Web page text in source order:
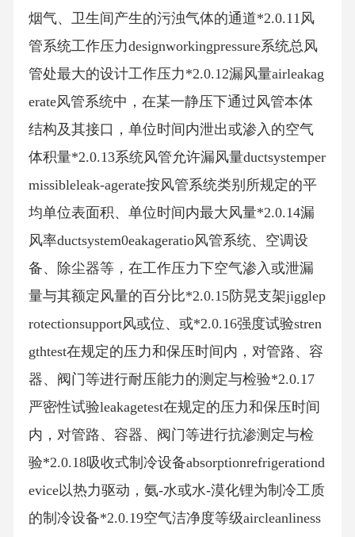
烟气、卫生间产生的污浊气体的通道*2.0.11风
管系统工作压力designworkingpressure系统总风
管处最大的设计工作压力*2.0.12漏风量airleakag
erate风管系统中，在某一静压下通过风管本体
结构及其接口，单位时间内泄出或渗入的空气
体积量*2.0.13系统风管允许漏风量ductsystemper
missibleleak-agerate按风管系统类别所规定的平
均单位表面积、单位时间内最大风量*2.0.14漏
风率ductsystem0eakageratio风管系统、空调设
备、除尘器等，在工作压力下空气渗入或泄漏
量与其额定风量的百分比*2.0.15防晃支架jigglep
rotectionsupport风或位、或*2.0.16强度试验stren
gthtest在规定的压力和保压时间内，对管路、容
器、阀门等进行耐压能力的测定与检验*2.0.17
严密性试验leakagetest在规定的压力和保压时间
内，对管路、容器、阀门等进行抗渗测定与检
验*2.0.18吸收式制冷设备absorptionrefrigerationd
evice以热力驱动，氨-水或水-漠化锂为制冷工质
的制冷设备*2.0.19空气洁净度等级aircleanliness